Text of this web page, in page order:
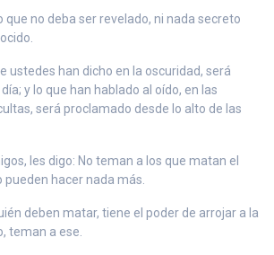
que no deba ser revelado, ni nada secreto
ustedes han dicho en la oscuridad, será
y lo que han hablado al oído, en las
será proclamado desde lo alto de las
les digo: No teman a los que matan el
pueden hacer nada más.
deben matar, tiene el poder de arrojar a la
teman a ese.